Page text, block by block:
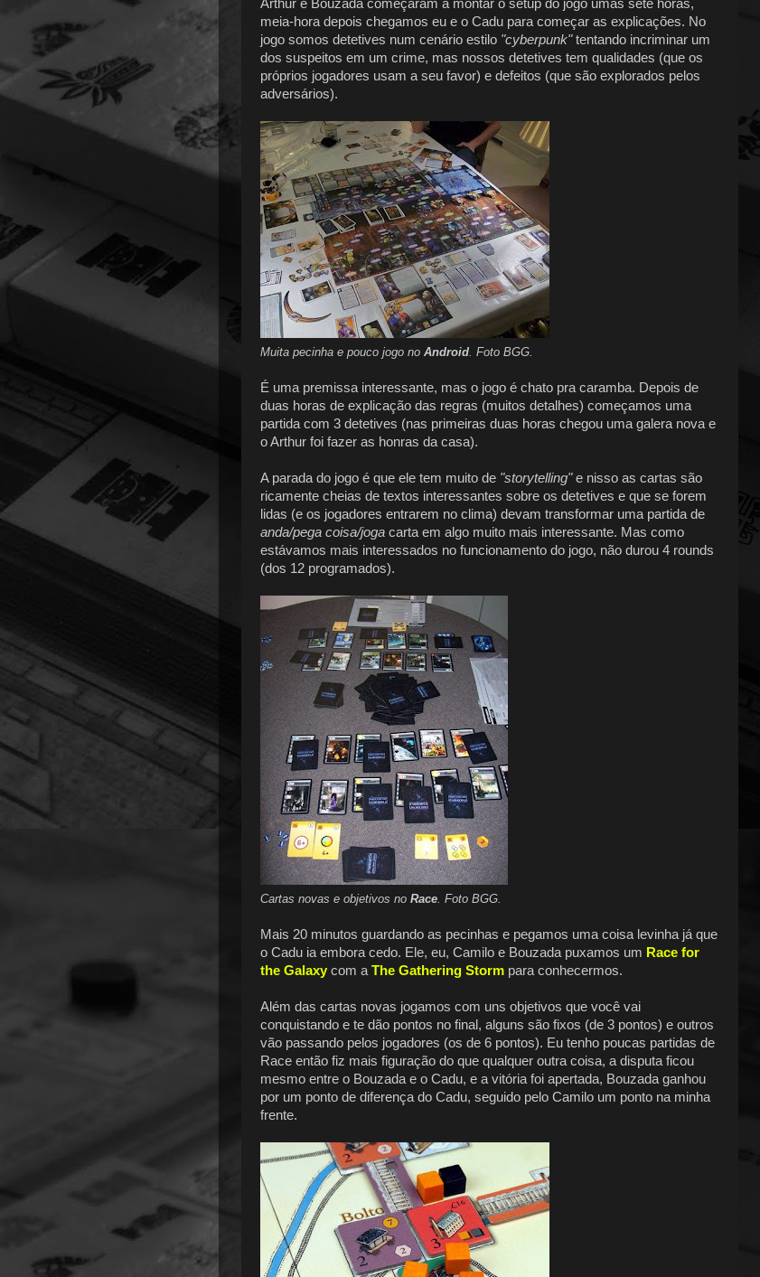
Arthur e Bouzada começaram a montar o setup do jogo umas sete horas,
meia-hora depois chegamos eu e o Cadu para começar as explicações. No
jogo somos detetives num cenário estilo "cyberpunk"tentando incriminar um
dos suspeitos em um crime, mas nossos detetives tem qualidades (que os
próprios jogadores usam a seu favor) e defeitos (que são explorados pelos
adversários).
Muita pecinha e pouco jogo no Android . Foto BGG.
É uma premissa interessante, mas o jogo é chato pra caramba. Depois de
duas horas de explicação das regras (muitos detalhes) começamos uma
partida com 3 detetives (nas primeiras duas horas chegou uma galera nova e
o Arthur foi fazer as honras da casa).
A parada do jogo é que ele tem muito de "storytelling"e nisso as cartas são
ricamente cheias de textos interessantes sobre os detetives e que se forem
lidas (e os jogadores entrarem no clima) devam transformar uma partida de
anda/pega coisa/joga carta em algo muito mais interessante. Mas como
estávamos mais interessados no funcionamento do jogo, não durou 4 rounds
(dos 12 programados).
Cartas novas e objetivos no Race . Foto BGG.
Mais 20 minutos guardando as pecinhas e pegamos uma coisa levinha já que
o Cadu ia embora cedo. Ele, eu, Camilo e Bouzada puxamos um Race for
the Galaxy com a The Gathering Storm para conhecermos.
Além das cartas novas jogamos com uns objetivos que você vai
conquistando e te dão pontos no final, alguns são fixos (de 3 pontos) e outros
vão passando pelos jogadores (os de 6 pontos). Eu tenho poucas partidas de
Race então fiz mais figuração do que qualquer outra coisa, a disputa ficou
mesmo entre o Bouzada e o Cadu, e a vitória foi apertada, Bouzada ganhou
por um ponto de diferença do Cadu, seguido pelo Camilo um ponto na minha
frente.